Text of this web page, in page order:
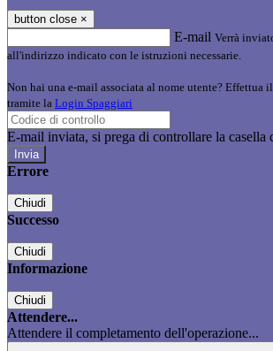
button close ×
E-mail Verrà
all'indirizzo indicato con le istruzioni necessarie.
Non hai una e-mail associata al nome utente? Effettua
tramite la Login Spaggiari
E-mail inviata, si prega di controllare la casella
Errore
Chiudi
Successo
Chiudi
Informazione
Chiudi
Attendere...
Attendere il completamento dell'operazione...